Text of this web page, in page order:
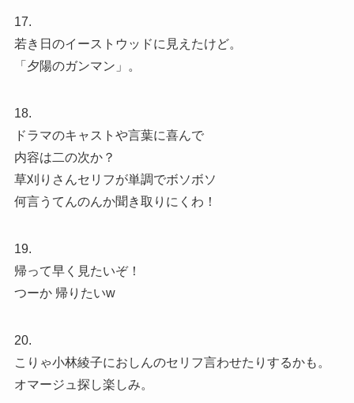
17.
若き日のイーストウッドに見えたけど。
「夕陽のガンマン」。
18.
ドラマのキャストや言葉に喜んで
内容は二の次か？
草刈りさんセリフが単調でボソボソ
何言うてんのんか聞き取りにくわ！
19.
帰って早く見たいぞ！
つーか 帰りたいw
20.
こりゃ小林綾子におしんのセリフ言わせたりするかも。
オマージュ探し楽しみ。